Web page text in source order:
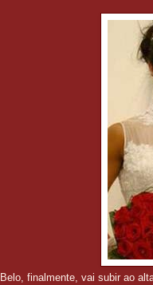
Belo, finalmente, vai subir ao